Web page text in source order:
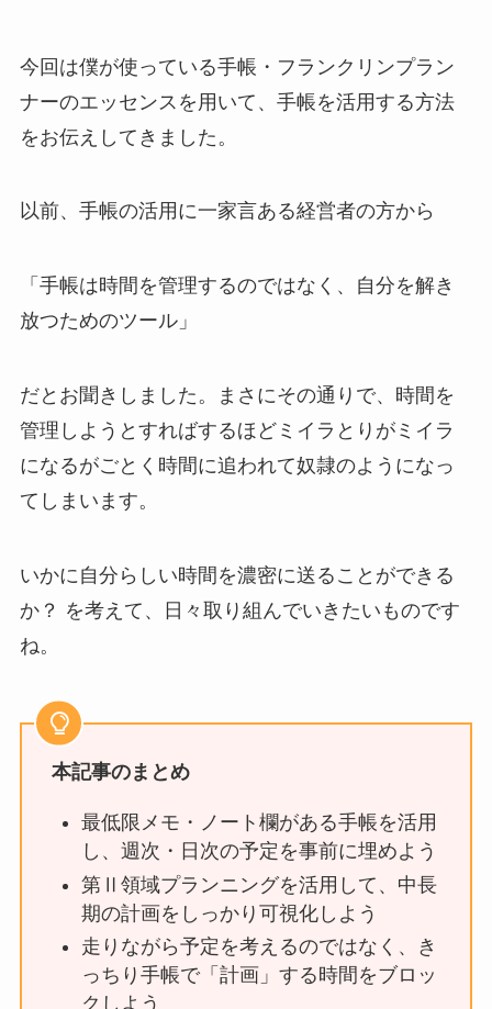
今回は僕が使っている手帳・フランクリンプラン
ナーのエッセンスを用いて、手帳を活用する方法
をお伝えしてきました。
以前、手帳の活用に一家言ある経営者の方から
「手帳は時間を管理するのではなく、自分を解き
放つためのツール」
だとお聞きしました。まさにその通りで、時間を
管理しようとすればするほどミイラとりがミイラ
になるがごとく時間に追われて奴隷のようになっ
てしまいます。
いかに自分らしい時間を濃密に送ることができる
か？ を考えて、日々取り組んでいきたいものです
ね。
本記事のまとめ
最低限メモ・ノート欄がある手帳を活用
し、週次・日次の予定を事前に埋めよう
第Ⅱ領域プランニングを活用して、中長
期の計画をしっかり可視化しよう
走りながら予定を考えるのではなく、き
っちり手帳で「計画」する時間をブロッ
クしよう